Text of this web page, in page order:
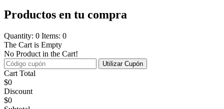
Productos en tu compra
Quantity: 0 Items: 0
The Cart is Empty
No Product in the Cart!
Utilizar Cupón
Cart Total
$0
Discount
$0